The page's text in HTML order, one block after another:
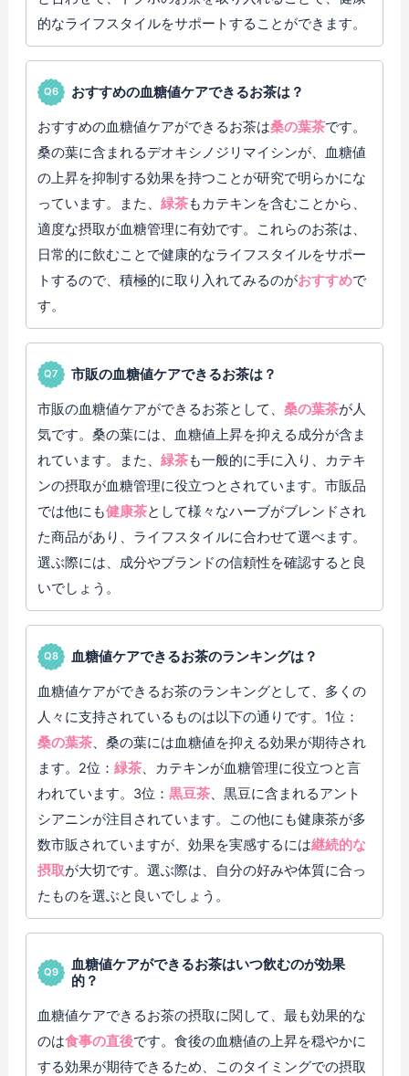
的なライフスタイルをサポートすることができます。
おすすめの血糖値ケアできるお茶は？
おすすめの血糖値ケアができるお茶は桑の葉茶です。
桑の葉に含まれるデオキシノジリマイシンが、血糖値
の上昇を抑制する効果を持つことが研究で明らかにな
っています。また、 緑茶もカテキンを含むことから、
適度な摂取が血糖管理に有効です。これらのお茶は、
日常的に飲むことで健康的なライフスタイルをサポー
トするので、積極的に取り入れてみるのがおすすめで
す。
市販の血糖値ケアできるお茶は？
市販の血糖値ケアができるお茶として、 桑の葉茶が人
気です。桑の葉には、血糖値上昇を抑える成分が含ま
れています。また、 緑茶も一般的に手に入り、カテキ
ンの摂取が血糖管理に役立つとされています。市販品
では他にも健康茶として様々なハーブがブレンドされ
た商品があり、ライフスタイルに合わせて選べます。
選ぶ際には、成分やブランドの信頼性を確認すると良
いでしょう。
血糖値ケアできるお茶のランキングは？
血糖値ケアができるお茶のランキングとして、多くの
人々に支持されているものは以下の通りです。1位：
桑の葉茶、桑の葉には血糖値を抑える効果が期待され
ます。2位： 緑茶、カテキンが血糖管理に役立つと言
われています。3位： 黒豆茶、黒豆に含まれるアント
シアニンが注目されています。この他にも健康茶が多
数市販されていますが、効果を実感するには継続的な
摂取が大切です。選ぶ際は、自分の好みや体質に合っ
たものを選ぶと良いでしょう。
血糖値ケアができるお茶はいつ飲むのが効果
的？
血糖値ケアできるお茶の摂取に関して、最も効果的な
のは食事の直後です。食後の血糖値の上昇を穏やかに
する効果が期待できるため、このタイミングでの摂取